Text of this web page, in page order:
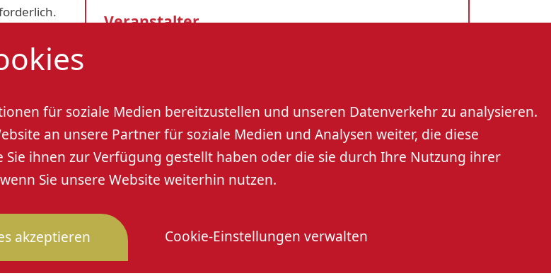
für soziale Medien bereitzustellen und unseren Datenverkehr zu analysieren.
an unsere Partner für soziale Medien und Analysen weiter, die diese
ihnen zur Verfügung gestellt haben oder die sie durch Ihre Nutzung ihrer
Sie unsere Website weiterhin nutzen.
akzeptieren Cookie-Einstellungen verwalten
Veranstalter
Veranstaltungsort
Tourist Information
Bahnhofstraße 16
77704 Oberkirch